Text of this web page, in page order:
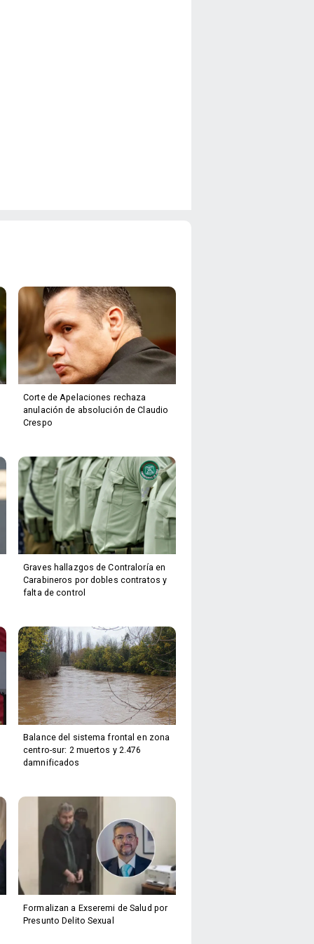
Corte de Apelaciones rechaza
anulación de absolución de Claudio
Crespo
Graves hallazgos de Contraloría en
Carabineros por dobles contratos y
falta de control
Balance del sistema frontal en zona
centro-sur: 2 muertos y 2.476
damnificados
Formalizan a Exseremi de Salud por
Presunto Delito Sexual